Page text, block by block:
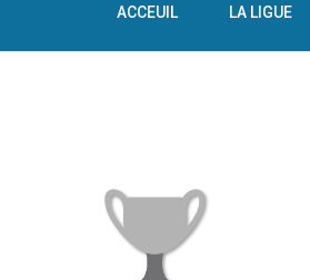
ACCEUIL LA LIGUE